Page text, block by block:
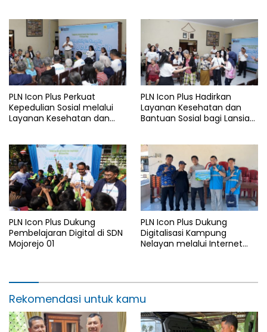
kV Paiton–
Watudodol/Kalipuro
PLN Icon Plus Perkuat
Kepedulian Sosial melalui
Layanan Kesehatan dan
PLN Icon Plus Hadirkan
Layanan Kesehatan dan
Bantuan Sosial bagi Lansia
PLN Icon Plus Dukung
Pembelajaran Digital di SDN
Mojorejo 01
PLN Icon Plus Dukung
Digitalisasi Kampung
Nelayan melalui Internet
Rekomendasi untuk kamu